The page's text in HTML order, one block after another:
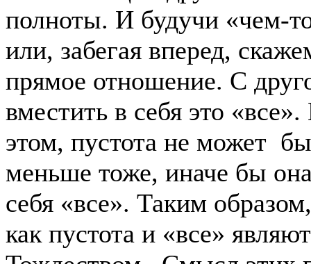
полноты. И будучи «чем-
или, забегая вперед,
прямое отношение. С
вместить в себя это
этом, пустота не может
меньше тоже, иначе бы
себя «все». Таким
как пустота и «все»